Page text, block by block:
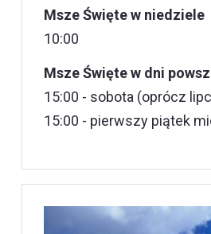
Msze Święte w niedziele
10:00
Msze Święte w dni
15:00 - sobota (oprócz
15:00 - pierwszy piątek